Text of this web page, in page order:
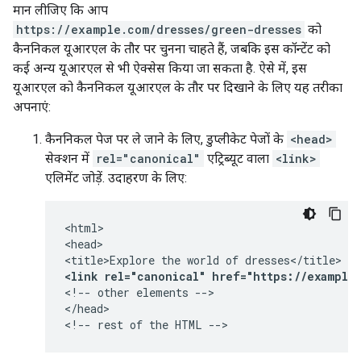
मान लीजिए कि आप
https://example.com/dresses/green-dresses को
कैननिकल यूआरएल के तौर पर चुनना चाहते हैं, जबकि इस कॉन्टेंट को
कई अन्य यूआरएल से भी ऐक्सेस किया जा सकता है. ऐसे में, इस
यूआरएल को कैननिकल यूआरएल के तौर पर दिखाने के लिए यह तरीका
अपनाएं:
कैननिकल पेज पर ले जाने के लिए, डुप्लीकेट पेजों के <head>
सेक्शन में rel="canonical" एट्रिब्यूट वाला <link>
एलिमेंट जोड़ें. उदाहरण के लिए:
<html>
<head>
<link rel="canonical" href="https://
<!-- other elements -->
</head>
<!-- rest of the HTML -->